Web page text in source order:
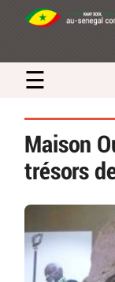
☰
Maison
trésors